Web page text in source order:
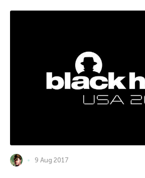
9 Aug 2017